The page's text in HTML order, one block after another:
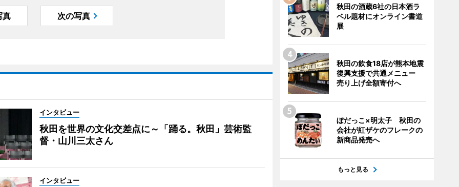
真 次の写真
インタビュー
秋田を世界の文化交差点に～「踊る。秋田」芸術監
督・山川三太さん
インタビュー
秋田の酒蔵6社の日本酒ラ
ベル題材にオンライン書道
展
秋田の飲食18店が熊本地震
復興支援で共通メニュー
売り上げ全額寄付へ
ぼだっこ×明太子 秋田の
会社が紅ザケのフレークの
新商品発売へ
もっと見る